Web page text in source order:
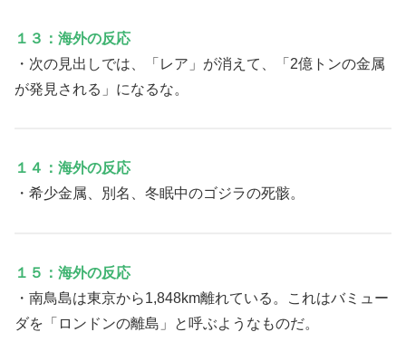
１３：海外の反応
・次の見出しでは、「レア」が消えて、「2億トンの金属
が発見される」になるな。
１４：海外の反応
・希少金属、別名、冬眠中のゴジラの死骸。
１５：海外の反応
・南鳥島は東京から1,848km離れている。これはバミュー
ダを「ロンドンの離島」と呼ぶようなものだ。